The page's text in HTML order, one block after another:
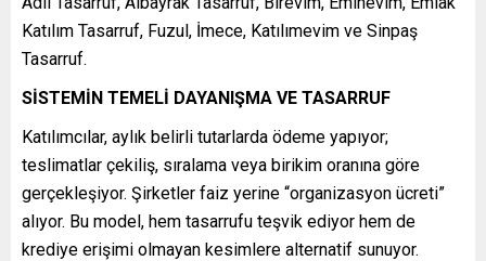
Katılım Tasarruf, Fuzul, İmece, Katılımevim ve Sinpaş
Tasarruf.
SİSTEMİN TEMELİ DAYANIŞMA VE TASARRUF
Katılımcılar, aylık belirli tutarlarda ödeme yapıyor;
teslimatlar çekiliş, sıralama veya birikim oranına göre
gerçekleşiyor. Şirketler faiz yerine “organizasyon ücreti”
alıyor. Bu model, hem tasarrufu teşvik ediyor hem de
krediye erişimi olmayan kesimlere alternatif sunuyor.